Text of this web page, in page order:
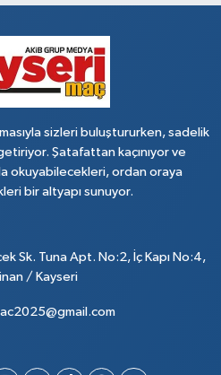
sizleri buluştururken, sadelik
Şatafattan kaçınıyor ve
okuyabilecekleri, ordan oraya
bir altyapı sunuyor.
Sk. Tuna Apt. No:2, İç Kapı No:4,
/ Kayseri